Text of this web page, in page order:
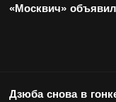
«Москвич»
Дзюба снова в